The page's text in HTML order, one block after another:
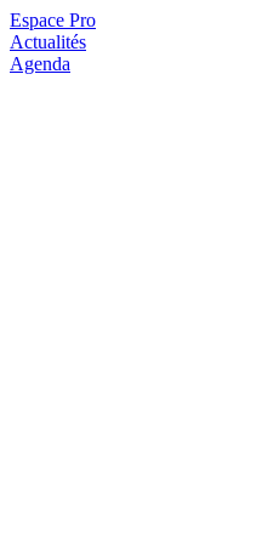
Espace Pro
Actualités
Agenda